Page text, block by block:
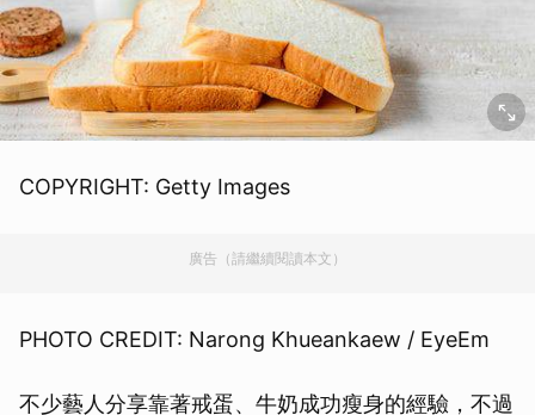
COPYRIGHT: Getty Images
廣告（請繼續閱讀本文）
PHOTO CREDIT: Narong Khueankaew / EyeEm
不少藝人分享靠著戒蛋、牛奶成功瘦身的經驗，不過